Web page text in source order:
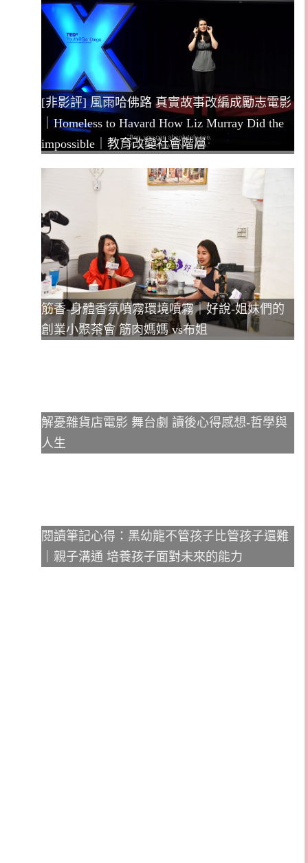
[非影評] 風雨哈佛路 真實故事改編成勵志電影
｜Homeless to Havard How Liz Murray Did the
impossible｜教育改變社會階層
筋香-身體香氛噴霧環境噴霧｜好說-姐妹們的
創業小聚茶會 筋肉媽媽 vs布姐
解憂雜貨店電影 舞台劇 讀後心得感想-哲學與
人生
閱讀筆記心得：黑幼龍不管孩子比管孩子還難
｜親子溝通 培養孩子面對未來的能力